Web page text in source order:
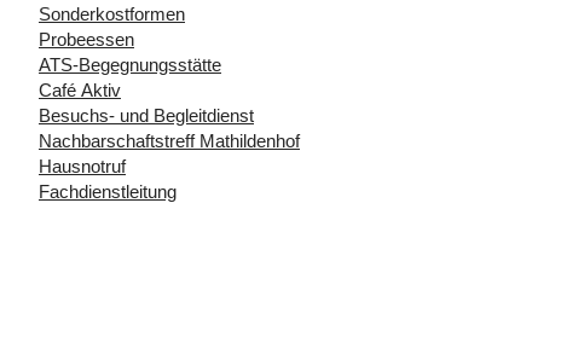
Sonderkostformen
Probeessen
ATS-Begegnungsstätte
Café Aktiv
Besuchs- und Begleitdienst
Nachbarschaftstreff Mathildenhof
Hausnotruf
Fachdienstleitung